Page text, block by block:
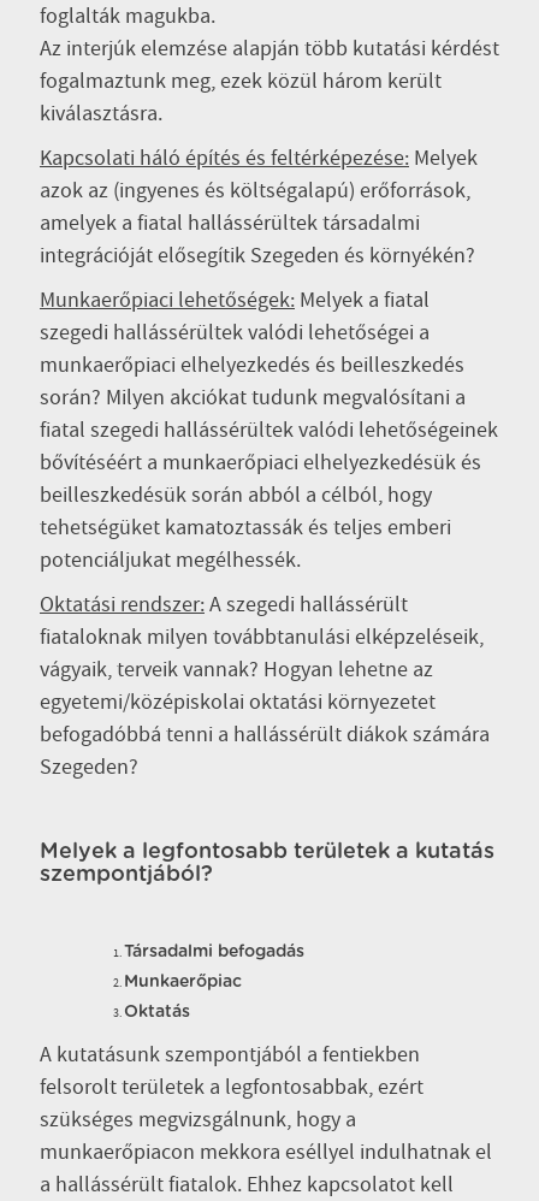
foglalták magukba.
Az interjúk elemzése alapján több kutatási kérdést
fogalmaztunk meg, ezek közül három került
kiválasztásra.
Kapcsolati háló építés és feltérképezése: Melyek
azok az (ingyenes és költségalapú) erőforrások,
amelyek a fiatal hallássérültek társadalmi
integrációját elősegítik Szegeden és környékén?
Munkaerőpiaci lehetőségek: Melyek a fiatal
szegedi hallássérültek valódi lehetőségei a
munkaerőpiaci elhelyezkedés és beilleszkedés
során? Milyen akciókat tudunk megvalósítani a
fiatal szegedi hallássérültek valódi lehetőségeinek
bővítéséért a munkaerőpiaci elhelyezkedésük és
beilleszkedésük során abból a célból, hogy
tehetségüket kamatoztassák és teljes emberi
potenciáljukat megélhessék.
Oktatási rendszer:A szegedi hallássérült
fiataloknak milyen továbbtanulási elképzeléseik,
vágyaik, terveik vannak? Hogyan lehetne az
egyetemi/középiskolai oktatási környezetet
befogadóbbá tenni a hallássérült diákok számára
Szegeden?
Melyek a legfontosabb területek a kutatás
szempontjából?
Társadalmi befogadás
Munkaerőpiac
Oktatás
A kutatásunk szempontjából a fentiekben
felsorolt területek a legfontosabbak, ezért
szükséges megvizsgálnunk, hogy a
munkaerőpiacon mekkora eséllyel indulhatnak el
a hallássérült fiatalok. Ehhez kapcsolatot kell